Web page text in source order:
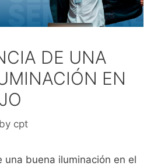
DE UNA
EN
by cpt
una buena iluminación en el